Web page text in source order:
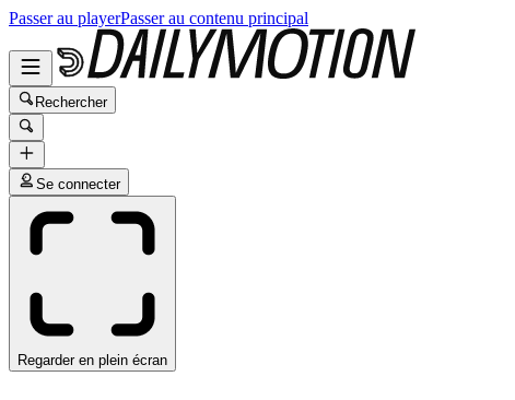
Passer au playerPasser au contenu principal
Rechercher
Se connecter
Regarder en plein écran